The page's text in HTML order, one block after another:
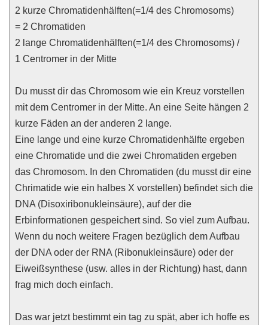
2 kurze Chromatidenhälften(=1/4 des Chromosoms)
= 2 Chromatiden
2 lange Chromatidenhälften(=1/4 des Chromosoms) /
1 Centromer in der Mitte
Du musst dir das Chromosom wie ein Kreuz vorstellen
mit dem Centromer in der Mitte. An eine Seite hängen 2
kurze Fäden an der anderen 2 lange.
Eine lange und eine kurze Chromatidenhälfte ergeben
eine Chromatide und die zwei Chromatiden ergeben
das Chromosom. In den Chromatiden (du musst dir eine
Chrimatide wie ein halbes X vorstellen) befindet sich die
DNA (Disoxiribonukleinsäure), auf der die
Erbinformationen gespeichert sind. So viel zum Aufbau.
Wenn du noch weitere Fragen bezüglich dem Aufbau
der DNA oder der RNA (Ribonukleinsäure) oder der
Eiweißsynthese (usw. alles in der Richtung) hast, dann
frag mich doch einfach.
Das war jetzt bestimmt ein tag zu spät, aber ich hoffe es